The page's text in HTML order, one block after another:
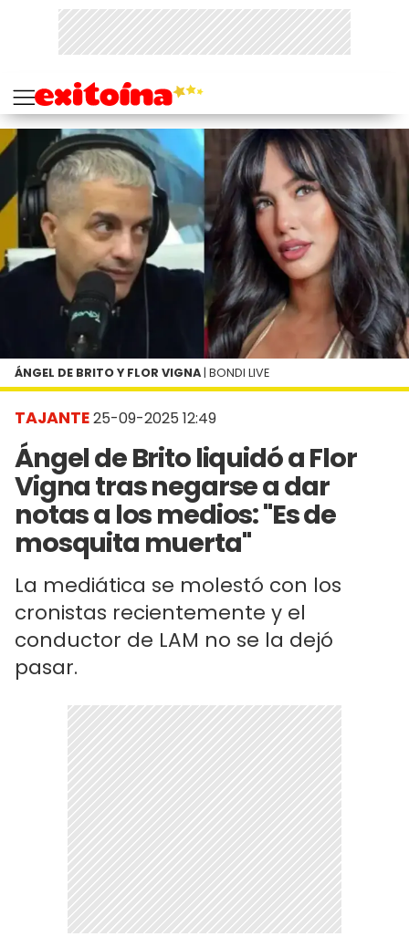
TAJANTE25-09-2025 12:49
Ángel de Brito liquidó a Flor
Vigna tras negarse a dar
notas a los medios: "Es de
mosquita muerta"
La mediática se molestó con los
cronistas recientemente y el
conductor de LAM no se la dejó
pasar.
ÁNGEL DE BRITO Y FLOR VIGNA | BONDI LIVE